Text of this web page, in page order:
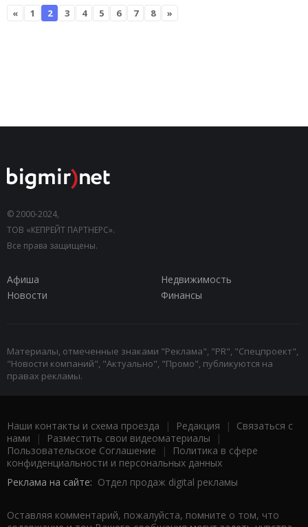
« 1 2 3 4 5 6 7 8 »
© 2000-2024,
ТОВ «КЕПРЕЙТ ПАРТНЕРС».
Все права защищены.
Афиша
Недвижимость
Новости
Финансы
Материалы, отмеченные знаками "Реклама", "PR", "Спецпроект",
"Новости компаний", "Актуально", "Промо", публикуются на
правах рекламы.
Наши контакты и схема проезда | Редакция | Связаться с
нами | Разместить свои видеоматериалы |
Пользовательское Соглашение |
Политика в сфере
конфиденциальности и персональных данных
Реклама на сайте: Отдел продаж digital рекламы
Оставляя комментарий, пожалуйста, помните о том, что